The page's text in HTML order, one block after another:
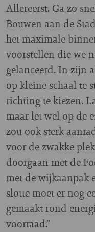
Allereerst. Ga zo
Bouwen aan de
het maximale
voorstellen die we
gelanceerd. In zijn
op kleine schaal te
richting te kiezen.
maar let wel op de
zou ook sterk
voor de zwakke
doorgaan met de
met de wijkaanpak
slotte moet er nog
gemaakt rond
voorraad.”